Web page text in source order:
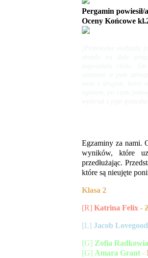
Pergamin powiesił/
Oceny Końcowe
Egzaminy za nami.
wyników, które
przedłużając.
które są nieujęte
Klasa 2
[R] Katrina Felix -
[L] Jacob
[G] Zofia
[G] Amara Grant -